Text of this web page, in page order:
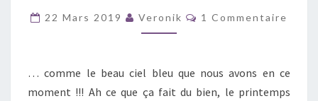
BLEU….
22 Mars 2019 Veronik Commentaires
1 Commentaire
… comme le beau ciel bleu que nous avons en ce
moment !!! Ah ce que ça fait du bien, le printemps